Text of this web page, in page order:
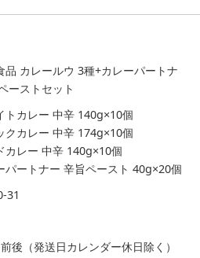
品 カレールウ 3種+カレーパートナ
ーストセット
トカレー 中辛 140g×10個
クカレー 中辛 174g×10個
カレー 中辛 140g×10個
パートナー 辛旨ペースト 40g×20個
31
後（発送日カレンダー休日除く）